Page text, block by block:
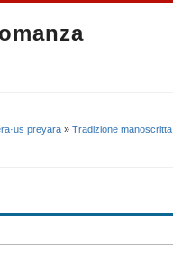
preyara » Tradizione manoscritta